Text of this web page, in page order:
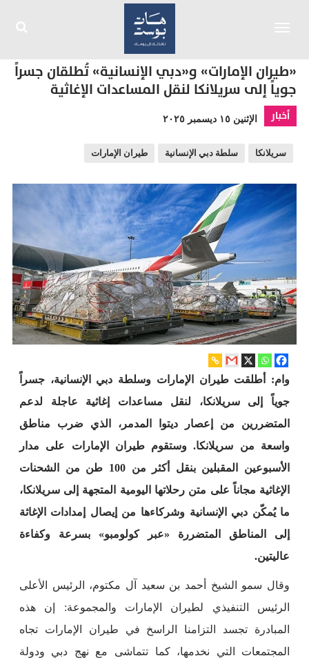
«طيران الإمارات» و«دبي الإنسانية» تُطلقان جسراً
جوياً إلى سريلانكا لنقل المساعدات الإغاثية
أخبار الإثنين ١٥ ديسمبر ٢٠٢٥
سريلانكا سلطة دبي الإنسانية طيران الإمارات
وام: أطلقت طيران الإمارات وسلطة دبي الإنسانية، جسراً
جوياً إلى سريلانكا، لنقل مساعدات إغاثية عاجلة لدعم
المتضررين من إعصار ديتوا المدمر، الذي ضرب مناطق
واسعة من سريلانكا. وستقوم طيران الإمارات على مدار
الأسبوعين المقبلين بنقل أكثر من 100 طن من الشحنات
الإغاثية مجاناً على متن رحلاتها اليومية المتجهة إلى سريلانكا،
ما يُمكّن دبي الإنسانية وشركاءها من إيصال إمدادات الإغاثة
إلى المناطق المتضررة «عبر كولومبو» بسرعة وكفاءة
عاليتين.
وقال سمو الشيخ أحمد بن سعيد آل مكتوم، الرئيس الأعلى
الرئيس التنفيذي لطيران الإمارات والمجموعة: إن هذه
المبادرة تجسد التزامنا الراسخ في طيران الإمارات تجاه
المجتمعات التي نخدمها، كما تتماشى مع نهج دبي ودولة